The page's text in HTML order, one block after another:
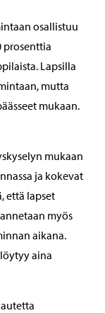
osallistuu
prosenttia
Lapsilla
mutta
mukaan.
mukaan
ja kokevat
että lapset
myös
aikana.
aina